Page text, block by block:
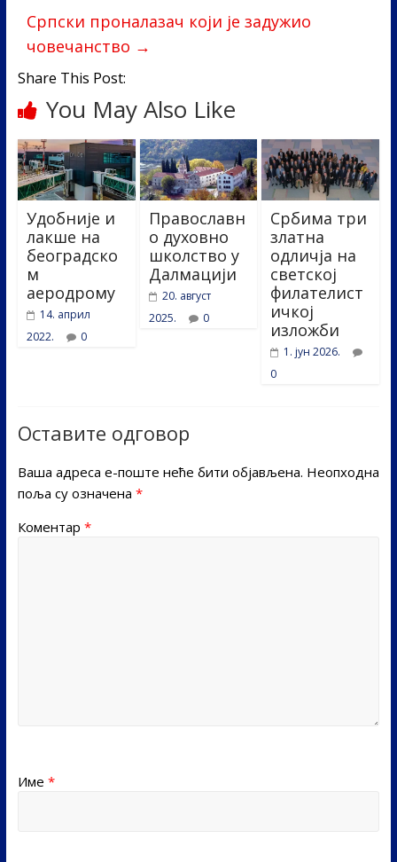
k
Српски проналазач који је задужио
човечанство →
Share This Post:
You May Also Like
Удобније и
лакше на
београдско
м
аеродрому
14. април
2022.
0
Православн
о духовно
школство у
Далмацији
20. август
2025.
0
Србима три
златна
одличја на
светској
филателист
ичкој
изложби
1. јун 2026.
0
Оставите одговор
Ваша адреса е-поште неће бити објављена. Неопходна
поља су означена *
Коментар *
Име *